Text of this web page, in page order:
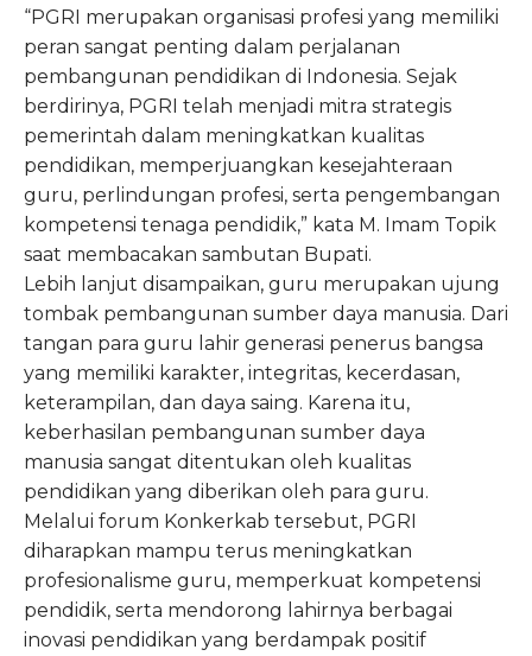
“PGRI merupakan organisasi profesi yang memiliki
peran sangat penting dalam perjalanan
pembangunan pendidikan di Indonesia. Sejak
berdirinya, PGRI telah menjadi mitra strategis
pemerintah dalam meningkatkan kualitas
pendidikan, memperjuangkan kesejahteraan
guru, perlindungan profesi, serta pengembangan
kompetensi tenaga pendidik,” kata M. Imam Topik
saat membacakan sambutan Bupati.
Lebih lanjut disampaikan, guru merupakan ujung
tombak pembangunan sumber daya manusia. Dari
tangan para guru lahir generasi penerus bangsa
yang memiliki karakter, integritas, kecerdasan,
keterampilan, dan daya saing. Karena itu,
keberhasilan pembangunan sumber daya
manusia sangat ditentukan oleh kualitas
pendidikan yang diberikan oleh para guru.
Melalui forum Konkerkab tersebut, PGRI
diharapkan mampu terus meningkatkan
profesionalisme guru, memperkuat kompetensi
pendidik, serta mendorong lahirnya berbagai
inovasi pendidikan yang berdampak positif